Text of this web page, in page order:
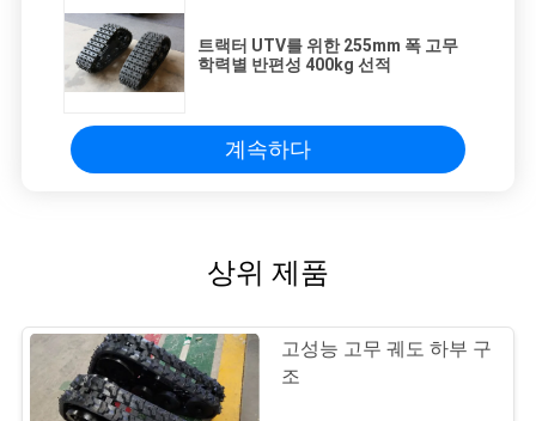
트랙터 UTV를 위한 255mm 폭 고무
학력별 반편성 400kg 선적
계속하다
상위 제품
고성능 고무 궤도 하부 구
조